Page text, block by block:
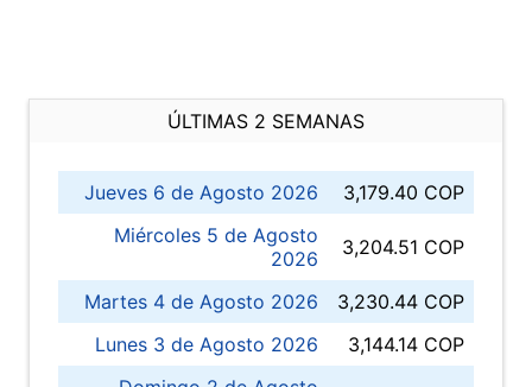
ÚLTIMAS 2 SEMANAS
Jueves 6 de Agosto 2026
3,179.40 COP
Miércoles 5 de Agosto
2026
3,204.51 COP
Martes 4 de Agosto 2026
3,230.44 COP
Lunes 3 de Agosto 2026
3,144.14 COP